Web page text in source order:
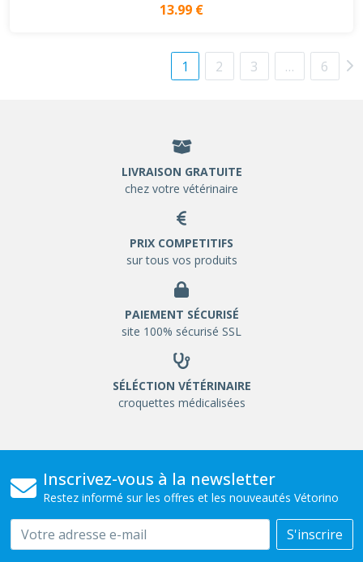
13.99 €
1 2 3 … 6
LIVRAISON GRATUITE
chez votre vétérinaire
PRIX COMPETITIFS
sur tous vos produits
PAIEMENT SÉCURISÉ
site 100% sécurisé SSL
SÉLÉCTION VÉTÉRINAIRE
croquettes médicalisées
Inscrivez-vous à la newsletter
Restez informé sur les offres et les nouveautés Vétorino
Email S'inscrire